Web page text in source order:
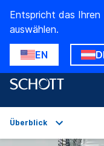
Entspricht das
auswählen.
EN
Überblick